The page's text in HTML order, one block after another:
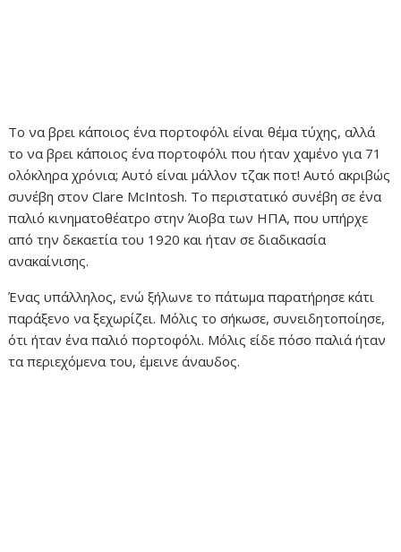
Το να βρει κάποιος ένα πορτοφόλι είναι θέμα τύχης, αλλά
το να βρει κάποιος ένα πορτοφόλι που ήταν χαμένο για 71
ολόκληρα χρόνια; Αυτό είναι μάλλον τζακ ποτ! Αυτό ακριβώς
συνέβη στον Clare McIntosh. Το περιστατικό συνέβη σε ένα
παλιό κινηματοθέατρο στην Άιοβα των ΗΠΑ, που υπήρχε
από την δεκαετία του 1920 και ήταν σε διαδικασία
ανακαίνισης.
Ένας υπάλληλος, ενώ ξήλωνε το πάτωμα παρατήρησε κάτι
παράξενο να ξεχωρίζει. Μόλις το σήκωσε, συνειδητοποίησε,
ότι ήταν ένα παλιό πορτοφόλι. Μόλις είδε πόσο παλιά ήταν
τα περιεχόμενα του, έμεινε άναυδος.